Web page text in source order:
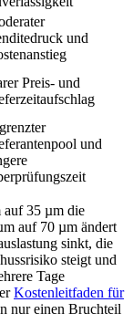
und
Preis- und
und
auf 35 µm die
auf 70 µm ändert
sinkt, die
steigt und
Tage
Kostenleitfaden für
nur einen Bruchteil